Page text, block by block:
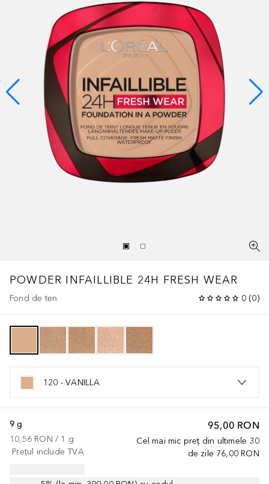
POWDER INFAILLIBLE 24H FRESH WEAR
Fond de ten 0 (0)
120 - VANILLA
95,00 RON
Cel mai mic preț din ultimele 30
de zile 76,00 RON
9 g
10,56 RON / 1 g
Prețul include TVA